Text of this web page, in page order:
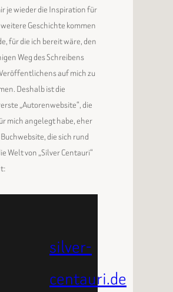
je wieder die Inspiration für
Geschichte kommen
für die ich bereit wäre, den
Weg des Schreibens
auf mich zu
Deshalb ist die
„Autorenwebsite“, die
mich angelegt habe, eher
die sich rund
Welt von „Silver Centauri“
silver-
centauri.de